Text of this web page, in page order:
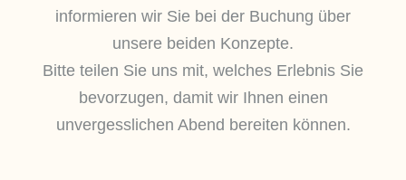
informieren wir Sie bei der Buchung über
unsere beiden Konzepte.
Bitte teilen Sie uns mit, welches Erlebnis Sie
bevorzugen, damit wir Ihnen einen
unvergesslichen Abend bereiten können.